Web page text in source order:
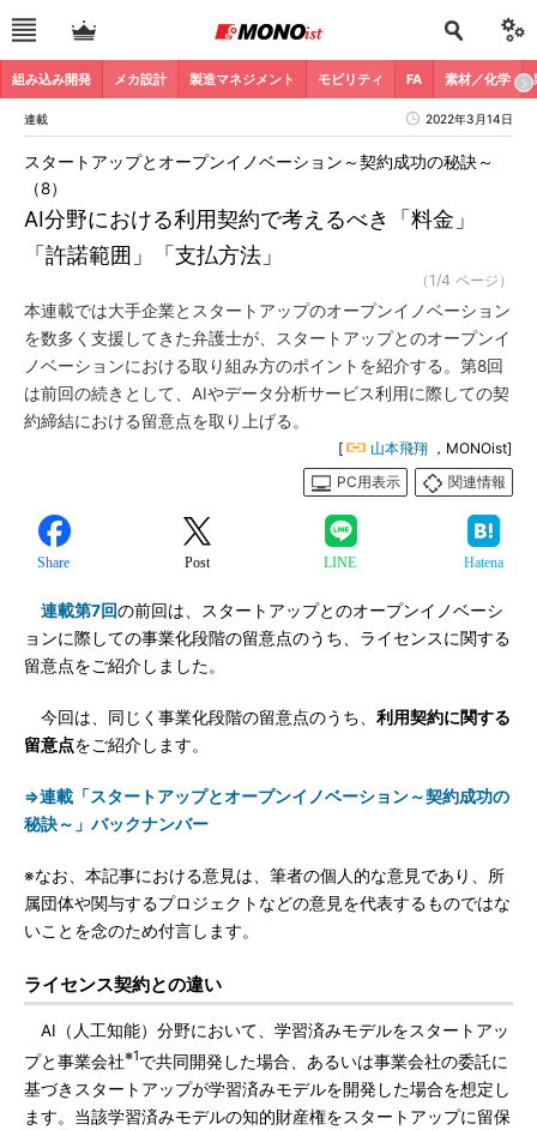
組み込み開発 メカ設計 製造マネジメント モビリティ FA 素材／化学
連載 2022年3月14日
AI分野における利用契約で考えるべき「料金」
「許諾範囲」「支払方法」
スタートアップとオープンイノベーション～契約成功の秘訣～
（8）
（1/4 ページ）
本連載では大手企業とスタートアップのオープンイノベーション
を数多く支援してきた弁護士が、スタートアップとのオープンイ
ノベーションにおける取り組み方のポイントを紹介する。第8回
は前回の続きとして、AIやデータ分析サービス利用に際しての契
約締結における留意点を取り上げる。
[ 山本飛翔 ，MONOist]
PC用表示
関連情報
Share Post LINE Hatena
連載第7回の前回は、スタートアップとのオープンイノベーシ
ョンに際しての事業化段階の留意点のうち、ライセンスに関する
留意点をご紹介しました。
今回は、同じく事業化段階の留意点のうち、 利用契約に関する
留意点をご紹介します。
⇒連載「スタートアップとオープンイノベーション～契約成功の
秘訣～」バックナンバー
※なお、本記事における意見は、筆者の個人的な意見であり、所
属団体や関与するプロジェクトなどの意見を代表するものではな
いことを念のため付言します。
ライセンス契約との違い
AI（人工知能）分野において、学習済みモデルをスタートアッ
プと事業会社※1で共同開発した場合、あるいは事業会社の委託に
基づきスタートアップが学習済みモデルを開発した場合を想定し
ます。当該学習済みモデルの知的財産権をスタートアップに留保